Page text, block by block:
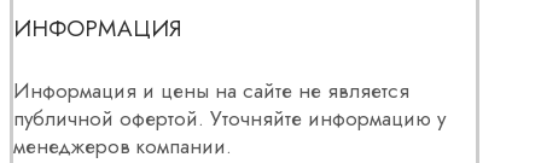
ИНФОРМАЦИЯ
Информация и цены на сайте не является
публичной офертой. Уточняйте информацию у
менеджеров компании.